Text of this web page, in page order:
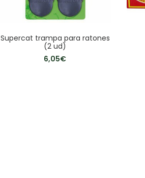
Supercat trampa para ratones
(2 ud)
6,05€